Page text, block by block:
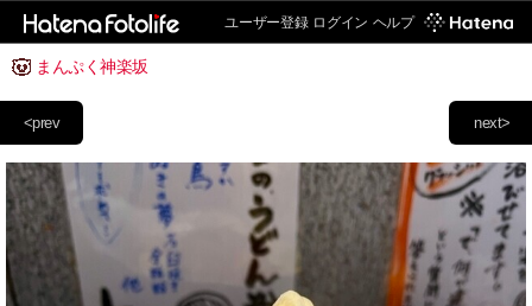
ユーザー登録 ログイン ヘルプ
まんぷく神楽坂
next>
<prev